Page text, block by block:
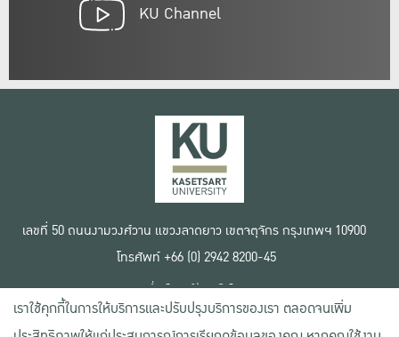
KU Channel
เลขที่ 50 ถนนงามวงศ์วาน แขวงลาดยาว เขตจตุจักร กรุงเทพฯ 10900
โทรศัพท์ +66 (0) 2942 8200-45
เงื่อนไขการใช้งานเว็บไซต์
ข้อตกลงด้านสิทธิ์ใช้งาน
นโยบายความเป็นส่วนตัว
เราใช้คุกกี้ในการให้บริการและปรับปรุงบริการของเรา ตลอดจนเพิ่ม